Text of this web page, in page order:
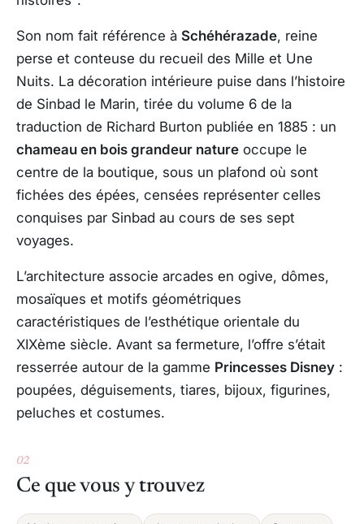
Son nom fait référence à Schéhérazade, reine
perse et conteuse du recueil des Mille et Une
Nuits. La décoration intérieure puise dans l’histoire
de Sinbad le Marin, tirée du volume 6 de la
traduction de Richard Burton publiée en 1885 : un
chameau en bois grandeur nature occupe le
centre de la boutique, sous un plafond où sont
fichées des épées, censées représenter celles
conquises par Sinbad au cours de ses sept
voyages.
L’architecture associe arcades en ogive, dômes,
mosaïques et motifs géométriques
caractéristiques de l’esthétique orientale du
XIXème siècle. Avant sa fermeture, l’offre s’était
resserrée autour de la gamme Princesses Disney :
poupées, déguisements, tiares, bijoux, figurines,
peluches et costumes.
02
Ce que vous y trouvez